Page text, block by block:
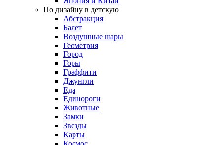
По дизайну в детскую
Абстракция
Балет
Воздушные шары
Геометрия
Город
Горы
Граффити
Джунгли
Еда
Единороги
Животные
Замки
Звезды
Карты
Космос